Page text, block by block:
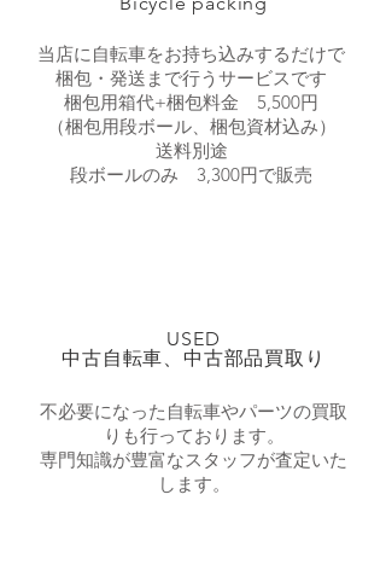
当店に自転車をお持ち込みするだけで
梱包・発送まで行うサービスです
梱包用箱代+梱包料金 5,500円
（​梱包用段ボール、梱包資材込み）
​送料別途
​段ボールのみ 3,300円で販売
USED
​中古自転車、中古部品買取り
不必要になった自転車やパーツの買取
りも行っております。
​専門知識が豊富なスタッフが査定いた
します。